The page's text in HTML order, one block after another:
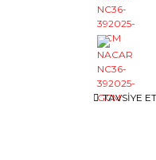
TAVSİYE ET